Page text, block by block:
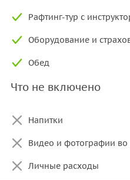
Рафтинг-тур с
Оборудование и
Обед
Что не включено
Напитки
Видео и фотографии во
Личные расходы